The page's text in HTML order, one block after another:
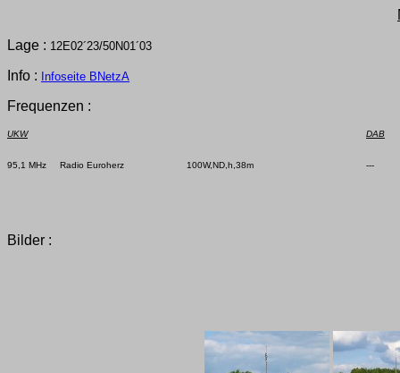
Lage : 12E02´23/50N01´03
Info : Infoseite BNetzA
Frequenzen :
UKW
95,1 MHz     Radio Euroherz 100W,ND,h,38m
DAB
---
Bilder :